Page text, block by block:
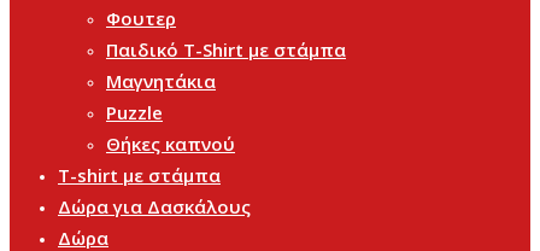
Φουτερ
Παιδικό T-Shirt με στάμπα
Μαγνητάκια
Puzzle
Θήκες καπνού
T-shirt με στάμπα
Δώρα για Δασκάλους
Δώρα